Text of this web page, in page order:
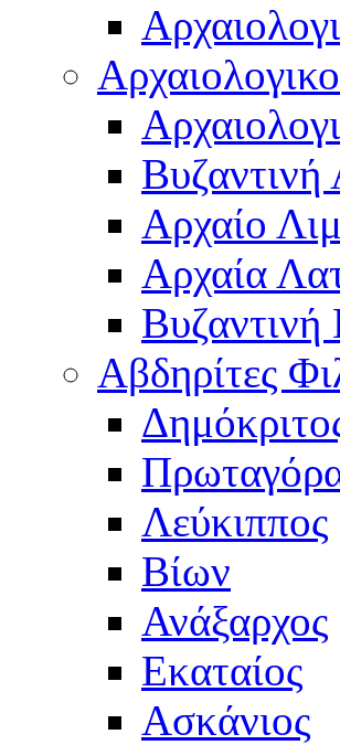
Αρχαίο
Αρχαία
Αβδηρίτες
Λεύκιππος
Βίων
Ανάξαρχος
Εκαταίος
Ασκάνιος